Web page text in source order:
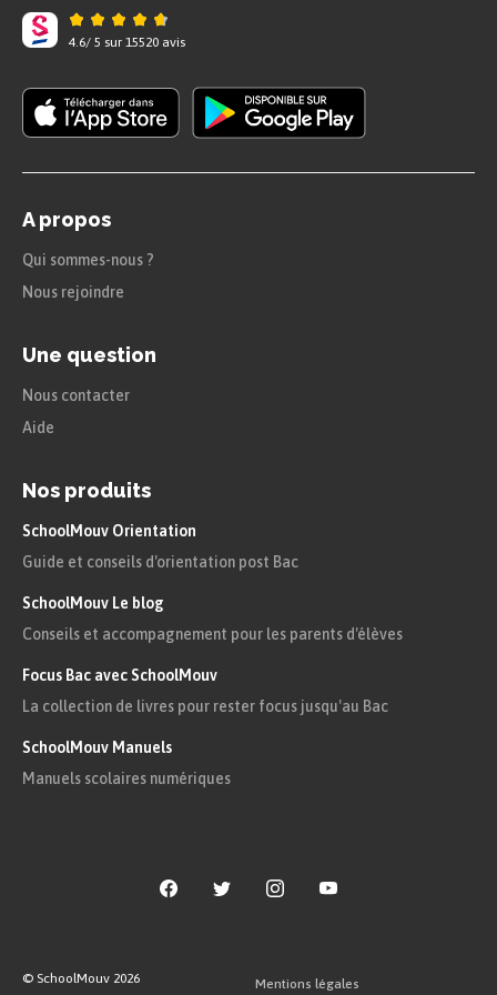
gestes, les paroles et les anecdotes de la cour. On
campagne : quels étaient les sujets de
conversation, comment on jugeait les livres
Vichy ou de Bourbon, comment se préparait un
mariage, se traitait une affaire, se perdait un
procès, comment on traitait ses égaux et ses
un paysan, un jardinier, un valet…
Citations
« Je m’en vais vous mander la chose la plus
étonnante, la plus surprenante, la plus
merveilleuse, la plus miraculeuse, la plus
triomphante, la plus étourdissante, la plus inouïe,
passés, encore cet exemple n’est-il pas juste ; une
4.6/ 5 sur 15520 avis
A propos
Qui sommes-nous ?
Nous rejoindre
Une question
Nous contacter
Aide
Nos produits
SchoolMouv Orientation
Guide et conseils d'orientation post Bac
SchoolMouv Le blog
Conseils et accompagnement pour les parents d'élèves
Focus Bac avec SchoolMouv
La collection de livres pour rester focus jusqu'au Bac
SchoolMouv Manuels
Manuels scolaires numériques
© SchoolMouv 2026 Mentions légales